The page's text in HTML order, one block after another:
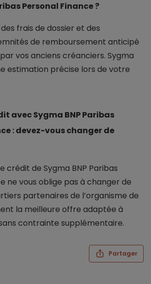
Personal Finance ?
frais de dossier et des
de remboursement anticipé
vos anciens créanciers. Sygma
estimation précise lors de votre
avec Sygma BNP Paribas
: devez-vous changer de
crédit de Sygma BNP Paribas
ne vous oblige pas à changer de
partenaires de l’organisme de
la meilleure offre adaptée à
contrainte supplémentaire.
Partager